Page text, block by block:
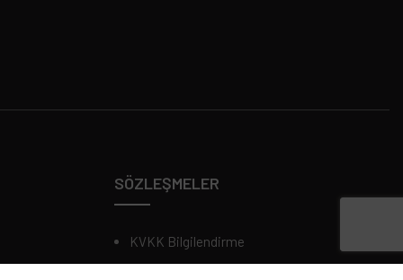
SÖZLEŞMELER
KVKK Bilgilendirme